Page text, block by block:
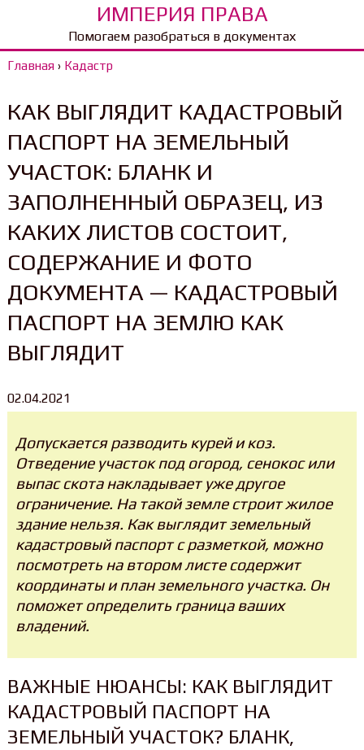
ИМПЕРИЯ ПРАВА
Помогаем разобраться в документах
Главная› Кадастр
КАК ВЫГЛЯДИТ КАДАСТРОВЫЙ
ПАСПОРТ НА ЗЕМЕЛЬНЫЙ
УЧАСТОК: БЛАНК И
ЗАПОЛНЕННЫЙ ОБРАЗЕЦ, ИЗ
КАКИХ ЛИСТОВ СОСТОИТ,
СОДЕРЖАНИЕ И ФОТО
ДОКУМЕНТА — КАДАСТРОВЫЙ
ПАСПОРТ НА ЗЕМЛЮ КАК
ВЫГЛЯДИТ
02.04.2021
Допускается разводить курей и коз.
Отведение участок под огород, сенокос или
выпас скота накладывает уже другое
ограничение. На такой земле строит жилое
здание нельзя. Как выглядит земельный
кадастровый паспорт с разметкой, можно
посмотреть на втором листе содержит
координаты и план земельного участка. Он
поможет определить граница ваших
владений.
ВАЖНЫЕ НЮАНСЫ: КАК ВЫГЛЯДИТ
КАДАСТРОВЫЙ ПАСПОРТ НА
ЗЕМЕЛЬНЫЙ УЧАСТОК? БЛАНК,